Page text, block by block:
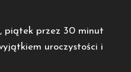
piątek przez 30 minut
uroczystości i